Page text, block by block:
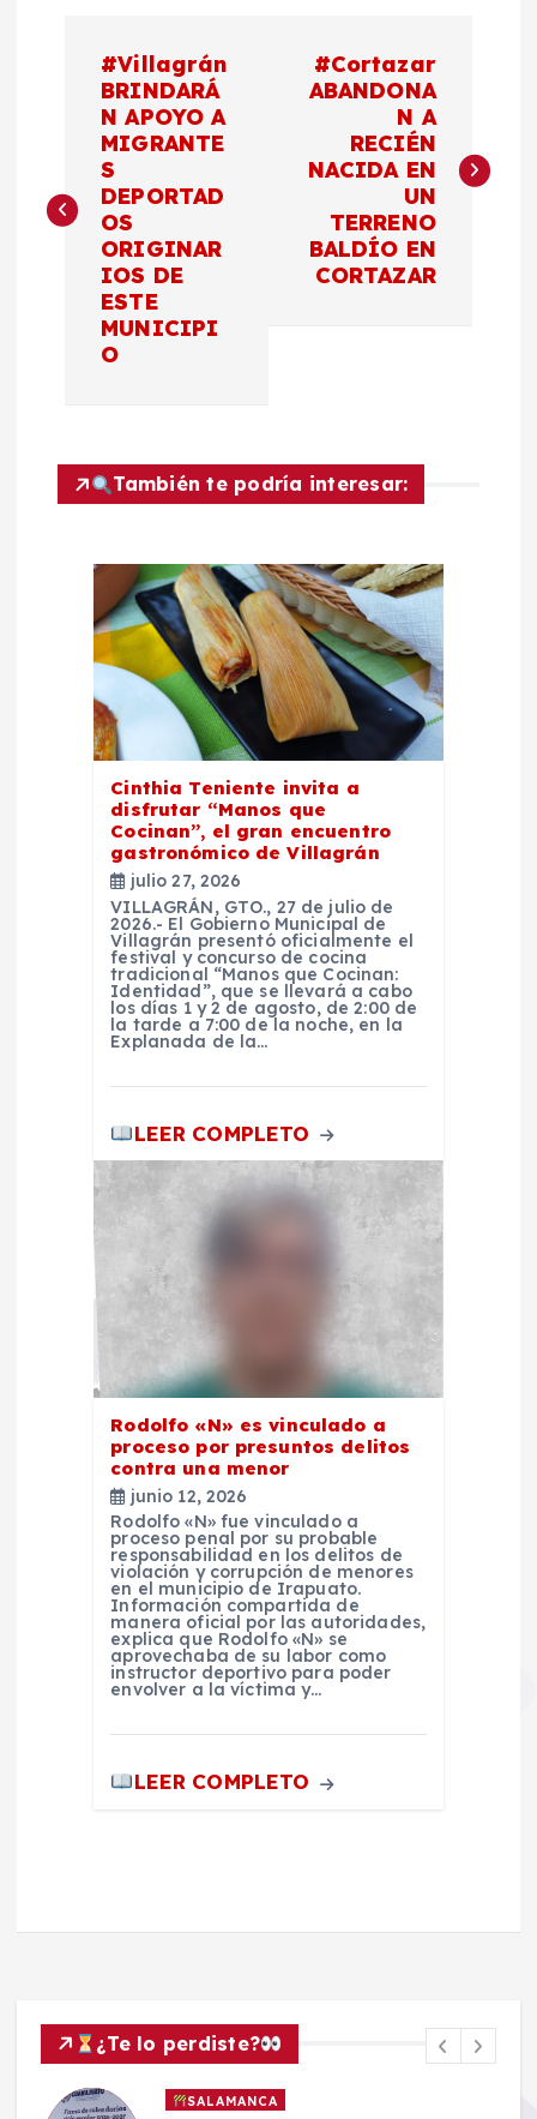
e
ó
#Villagrán
BRINDARÁ
N APOYO A
MIGRANTE
S
DEPORTAD
OS
ORIGINAR
IOS DE
ESTE
MUNICIPI
O
#Cortazar
ABANDONA
N A
RECIÉN
NACIDA EN
UN
TERRENO
BALDÍO EN
CORTAZAR
También te podría interesar:
Cinthia Teniente invita a
disfrutar “Manos que
Cocinan”, el gran encuentro
gastronómico de Villagrán
julio 27, 2026
VILLAGRÁN, GTO., 27 de julio de
2026.- El Gobierno Municipal de
Villagrán presentó oficialmente el
festival y concurso de cocina
tradicional “Manos que Cocinan:
Identidad”, que se llevará a cabo
los días 1 y 2 de agosto, de 2:00 de
la tarde a 7:00 de la noche, en la
Explanada de la…
LEER COMPLETO
Rodolfo «N» es vinculado a
proceso por presuntos delitos
contra una menor
junio 12, 2026
Rodolfo «N» fue vinculado a
proceso penal por su probable
responsabilidad en los delitos de
violación y corrupción de menores
en el municipio de Irapuato.
Información compartida de
manera oficial por las autoridades,
explica que Rodolfo «N» se
aprovechaba de su labor como
instructor deportivo para poder
envolver a la víctima y…
LEER COMPLETO
¿Te lo perdiste?
SALAMANCA